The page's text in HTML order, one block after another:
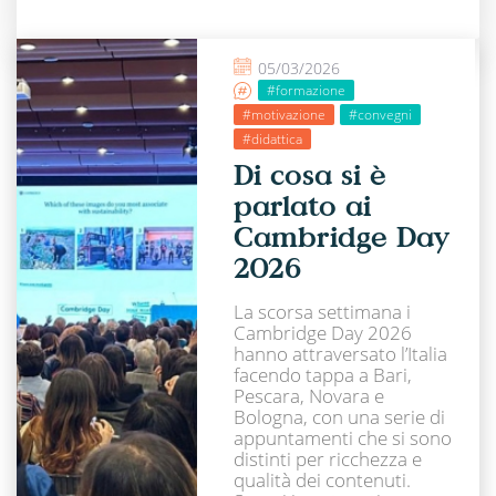
05/03/2026
#formazione
#motivazione
#convegni
#didattica
Di cosa si è
parlato ai
Cambridge Day
2026
La scorsa settimana i
Cambridge Day 2026
hanno attraversato l’Italia
facendo tappa a Bari,
Pescara, Novara e
Bologna, con una serie di
appuntamenti che si sono
distinti per ricchezza e
qualità dei contenuti.